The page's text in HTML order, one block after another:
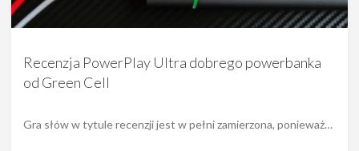
Recenzja PowerPlay Ultra dobrego powerbanka
od Green Cell
Gra słów w tytule recenzji jest w pełni zamierzona, ponieważ…